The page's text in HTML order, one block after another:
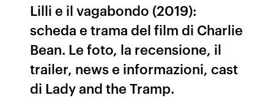
Lilli e il vagabondo (2019):
scheda e trama del film di Charlie
Bean. Le foto, la recensione, il
trailer, news e informazioni, cast
di Lady and the Tramp.